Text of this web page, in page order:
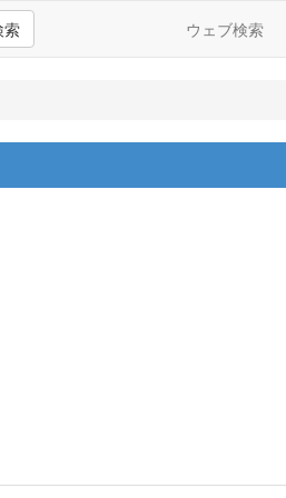
索 ウェブ検索